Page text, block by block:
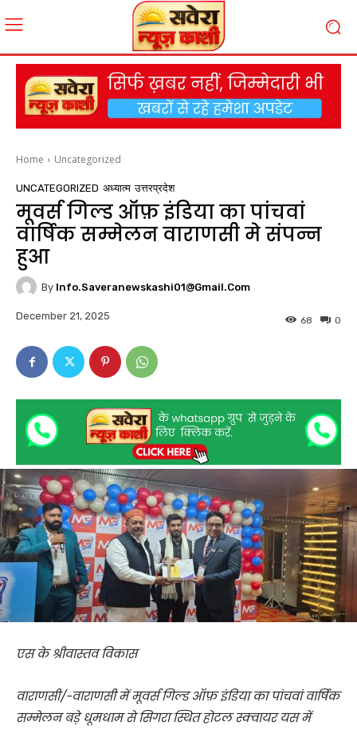
Home Uncategorized
UNCATEGORIZED अध्यात्म उत्तरप्रदेश
मूवर्स गिल्ड ऑफ़ इंडिया का पांचवां
वार्षिक सम्मेलन वाराणसी मे संपन्न
हुआ
By Info.saveranewskashi01@gmail.com
December 21, 2025 0
68
एस के श्रीवास्तव विकास
वाराणसी/-वाराणसी में मूवर्स गिल्ड ऑफ़ इंडिया का पांचवां वार्षिक
सम्मेलन बड़े धूमधाम से सिगरा स्थित होटल स्क्वायर यस में